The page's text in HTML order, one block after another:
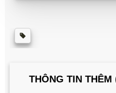
THÔNG TIN THÊM